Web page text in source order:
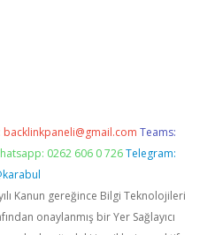
backlinkpaneli@gmail.com Teams:
0262 606 0 726 Telegram:
Kanun gereğince Bilgi Teknolojileri
onaylanmış bir Yer Sağlayıcı